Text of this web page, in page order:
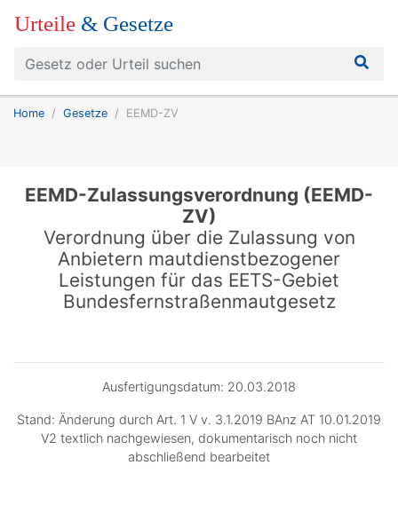
Urteile & Gesetze
Home Gesetze EEMD-ZV
EEMD-Zulassungsverordnung (EEMD-
ZV)
Verordnung über die Zulassung von
Anbietern mautdienstbezogener
Leistungen für das EETS-Gebiet
Bundesfernstraßenmautgesetz
Ausfertigungsdatum: 20.03.2018
Stand: Änderung durch Art. 1 V v. 3.1.2019 BAnz AT 10.01.2019
V2 textlich nachgewiesen, dokumentarisch noch nicht
abschließend bearbeitet